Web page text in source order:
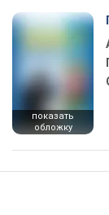
показать
обложку